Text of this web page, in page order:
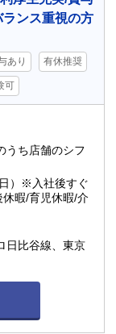
ンス重視の方
あり 有休推奨
可
うち店舗のシフ
）※入社後すぐ
暇/育児休暇/介
日比谷線、東京